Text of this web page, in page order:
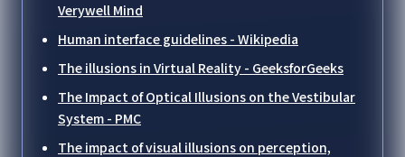
Verywell Mind
Human interface guidelines - Wikipedia
The illusions in Virtual Reality - GeeksforGeeks
The Impact of Optical Illusions on the Vestibular
System - PMC
The impact of visual illusions on perception,